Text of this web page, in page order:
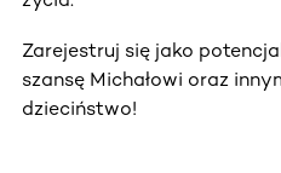
Zarejestruj się jako
szansę Michałowi oraz
dzieciństwo!